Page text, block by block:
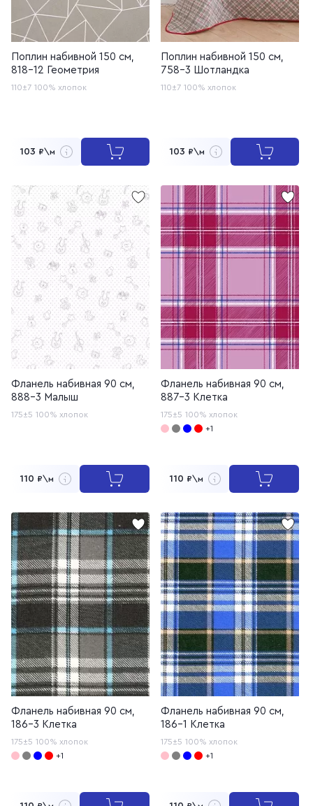
Поплин набивной 150 см,
818-12 Геометрия
110±7 100% хлопок
103 ₽\м
Поплин набивной 150 см,
758-3 Шотландка
110±7 100% хлопок
103 ₽\м
Фланель набивная 90 см,
888-3 Малыш
175±5 100% хлопок
110 ₽\м
Фланель набивная 90 см,
887-3 Клетка
175±5 100% хлопок
+1
110 ₽\м
Фланель набивная 90 см,
186-3 Клетка
175±5 100% хлопок
+1
Фланель набивная 90 см,
186-1 Клетка
175±5 100% хлопок
+1